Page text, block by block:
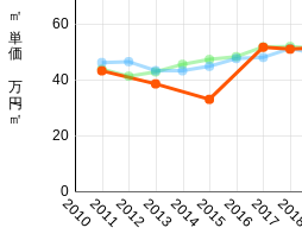
20102011201220132014201520162017
0
20
40
60
㎡単価 万円/㎡